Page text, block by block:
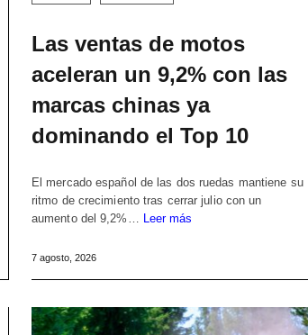
Las ventas de motos
aceleran un 9,2% con las
marcas chinas ya
dominando el Top 10
El mercado español de las dos ruedas mantiene su
ritmo de crecimiento tras cerrar julio con un
aumento del 9,2%…
Leer más
7 agosto, 2026